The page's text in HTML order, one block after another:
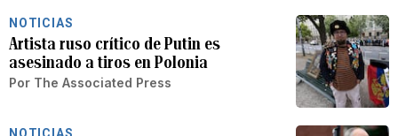
NOTICIAS
Artista ruso crítico de Putin es
asesinado a tiros en Polonia
Por The Associated Press